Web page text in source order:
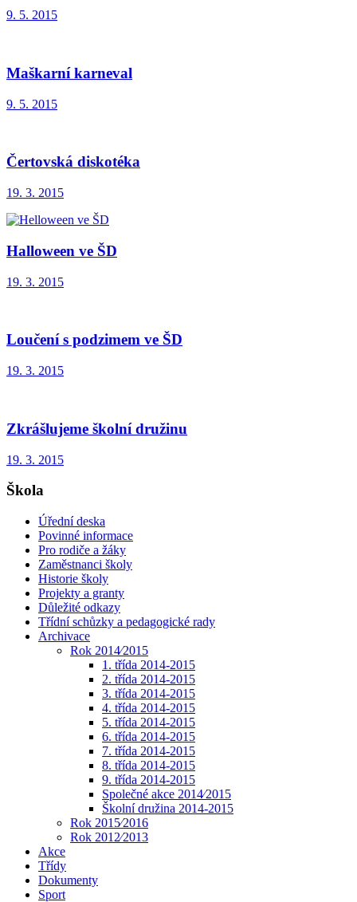
9. 5. 2015
Maškarní karneval
9. 5. 2015
Čertovská diskotéka
19. 3. 2015
Halloween ve ŠD
19. 3. 2015
Loučení s podzimem ve ŠD
19. 3. 2015
Zkrášlujeme školní družinu
19. 3. 2015
Škola
Úřední deska
Povinné informace
Pro rodiče a žáky
Zaměstnanci školy
Historie školy
Projekty a granty
Důležité odkazy
Třídní schůzky a pedagogické rady
Archivace
Rok 2014⁄2015
1. třída 2014-2015
2. třída 2014-2015
3. třída 2014-2015
4. třída 2014-2015
5. třída 2014-2015
6. třída 2014-2015
7. třída 2014-2015
8. třída 2014-2015
9. třída 2014-2015
Společné akce 2014⁄2015
Školní družina 2014-2015
Rok 2015⁄2016
Rok 2012⁄2013
Akce
Třídy
Dokumenty
Sport